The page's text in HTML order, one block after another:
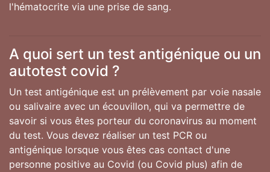
l'hématocrite via une prise de sang.
A quoi sert un test antigénique ou un
autotest covid ?
Un test antigénique est un prélèvement par voie nasale
ou salivaire avec un écouvillon, qui va permettre de
savoir si vous êtes porteur du coronavirus au moment
du test. Vous devez réaliser un test PCR ou
antigénique lorsque vous êtes cas contact d'une
personne positive au Covid (ou Covid plus) afin de